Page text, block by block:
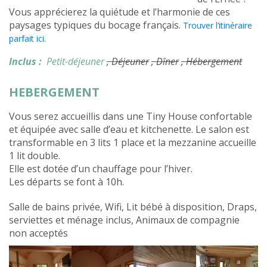
Vous apprécierez la quiétude et l’harmonie de ces
paysages typiques du bocage français. Trouver l’itinéraire
parfait ici.
Inclus : Petit-déjeuner, Déjeuner, Dîner, Hébergement
HEBERGEMENT
Vous serez accueillis dans une Tiny House confortable
et équipée avec salle d’eau et kitchenette. Le salon est
transformable en 3 lits 1 place et la mezzanine accueille
1 lit double.
Elle est dotée d’un chauffage pour l’hiver.
Les départs se font à 10h.
Salle de bains privée, Wifi, Lit bébé à disposition, Draps,
serviettes et ménage inclus, Animaux de compagnie
non acceptés